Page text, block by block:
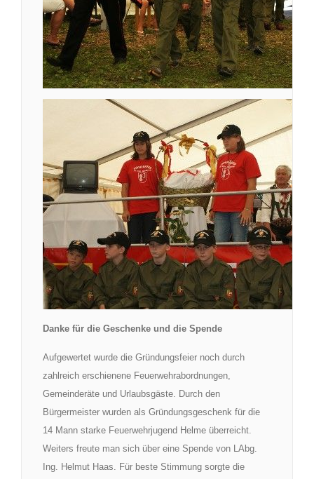
Danke für die Geschenke und die Spende
Aufgewertet wurde die Gründungsfeier noch durch
zahlreich erschienene Feuerwehrabordnungen,
Gemeinderäte und Urlaubsgäste. Durch den
Bürgermeister wurden als Gründungsgeschenk für die
14 Mann starke Feuerwehrjugend Helme überreicht.
Weiters freute man sich über eine Spende von LAbg.
Ing. Helmut Haas. Für beste Stimmung sorgte die